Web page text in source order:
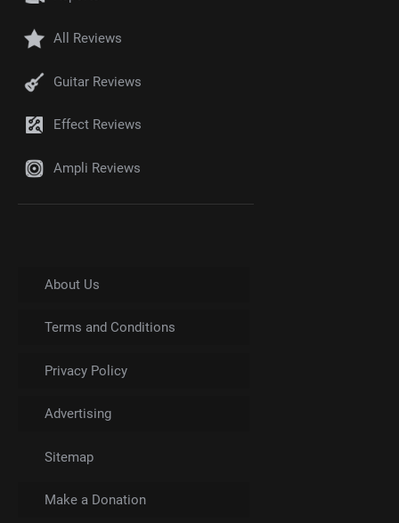
All Reviews
Guitar Reviews
Effect Reviews
Ampli Reviews
About Us
Terms and Conditions
Privacy Policy
Advertising
Sitemap
Make a Donation